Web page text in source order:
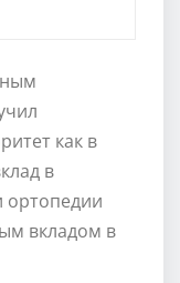
как в
в
ортопедии
вкладом в